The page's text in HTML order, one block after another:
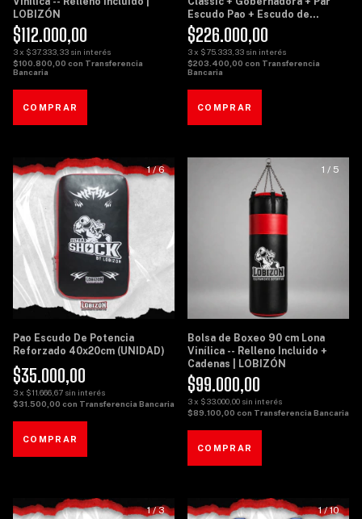
LOBIZÓN
$112.000,00
3x $37.333,33 sin interés
$100.800,00 con Transferencia
Bancaria
Escudo Pao + Escudo de
Potencia Grande - Lobizon
$226.000,00
3x $75.333,33 sin interés
$203.400,00 con Transferencia
Bancaria
1/6
Pao Escudo De Potencia
Reforzado 40x20cm (UNIDAD)
$35.000,00
3x $11.666,67 sin interés
$31.500,00 con Transferencia Bancaria
1 / 5
Bolsa de Boxeo 90 cm Lona
Vinílica -- Relleno Incluido +
Cadenas | LOBIZÓN
$99.000,00
3x $33.000,00 sin interés
$89.100,00 con Transferencia Bancaria
1/3 1/10